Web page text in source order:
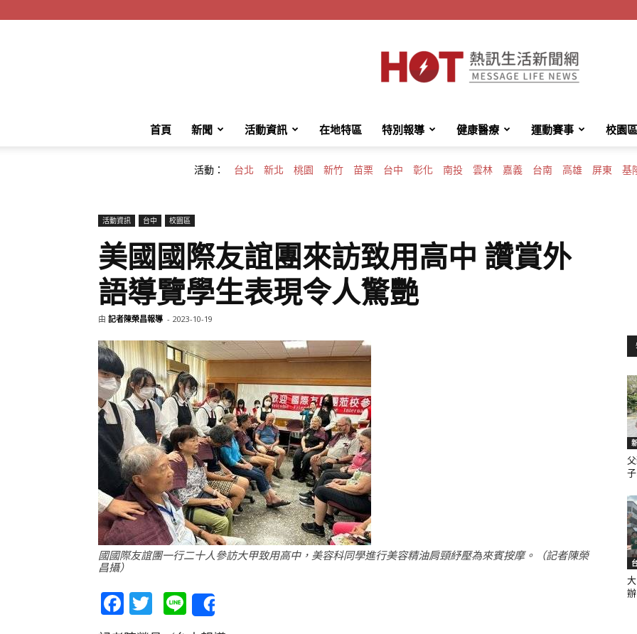
HotMessage
首頁 新聞 活動資訊 在地特區 特別報導 健康醫療 運動賽事 校園區
活動： 台北 新北 桃園 新竹 苗栗 台中 彰化 南投 雲林 嘉義 台南 高雄 屏東 基
活動資訊 台中 校園區
美國國際友誼團來訪致用高中 讚賞外
語導覽學生表現令人驚艷
由 記者陳榮昌報導 - 2023-10-19
國國際友誼團一行二十人參訪大甲致用高中，美容科同學進行美容精油肩頸紓壓為來賓按摩。（記者陳榮
昌攝）
Facebook
Twitter
Line